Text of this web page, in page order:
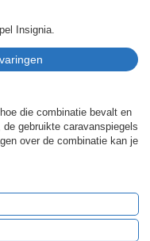
Insignia.
die combinatie bevalt en
gebruikte caravanspiegels
over de combinatie kan je